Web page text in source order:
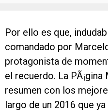
Por ello es que,
comandado por
protagonista de
el recuerdo. La
resumen con los
largo de un 2016 que